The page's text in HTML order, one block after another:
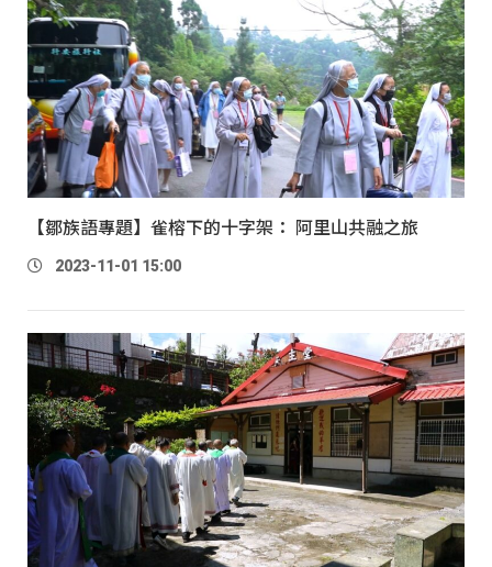
【鄒族語專題】雀榕下的十字架： 阿里山共融之旅
2023-11-01 15:00